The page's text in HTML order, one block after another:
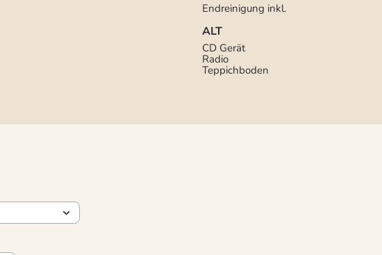
Endreinigung inkl.
ALT
CD Gerät
Radio
Teppichboden